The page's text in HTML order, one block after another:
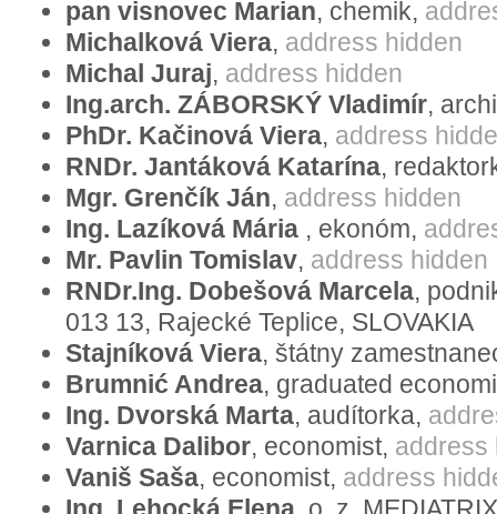
Bildung der nicht natürlichen
erheben Einspruch gegen dieses
der Europäischen Konvention zum
und Grundfreiheiten hat. Wir fordern
Versammlung des Europarats auf, sich
eindeutig hinter die traditionelle Familie
unverzüglich, dass die
nächsten Wahlen der Richter des
aussucht, die dem Text der
der Menschenrechte und
ihre eigene ideologische Agenda
Wir fordern bürgerliche
Bürger der Mitgliedsstaaten des
Protest anschließen und ihre
pan visnovec Marian, chemik,
Michalková Viera, address hidden
Michal Juraj, address hidden
Ing.arch. ZÁBORSKÝ Vladimír,
PhDr. Kačinová Viera, address
RNDr. Jantáková Katarína,
Mgr. Grenčík Ján, address hidden
Ing. Lazíková Mária , ekonóm,
Mr. Pavlin Tomislav, address hidden
RNDr.Ing. Dobešová Marcela,
013 13, Rajecké Teplice, SLOVAKIA
Stajníková Viera, štátny
Brumnić Andrea, graduated
Ing. Dvorská Marta, audítorka,
Varnica Dalibor, economist, address
Vaniš Saša, economist, address